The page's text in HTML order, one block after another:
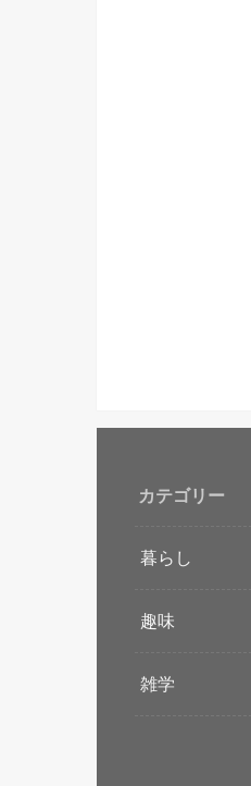
カテゴリー
暮らし
趣味
雑学